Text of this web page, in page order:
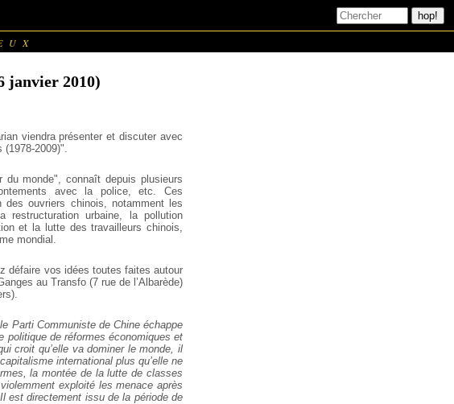
janvier 2010)
viendra présenter et discuter avec
2009)".
du monde", connaît depuis plusieurs
avec la police, etc. Ces
ouvriers chinois, notamment les
restructuration urbaine, la pollution
et la lutte des travailleurs chinois,
mondial.
défaire vos idées toutes faites autour
au Transfo (7 rue de l’Albarède)
Parti Communiste de Chine échappe
politique deréformes économiques et
croit qu’elle va dominer le monde, il
international plus qu’elle ne
la montée de la lutte de classes
exploité les menace après
est directement issu de la période de